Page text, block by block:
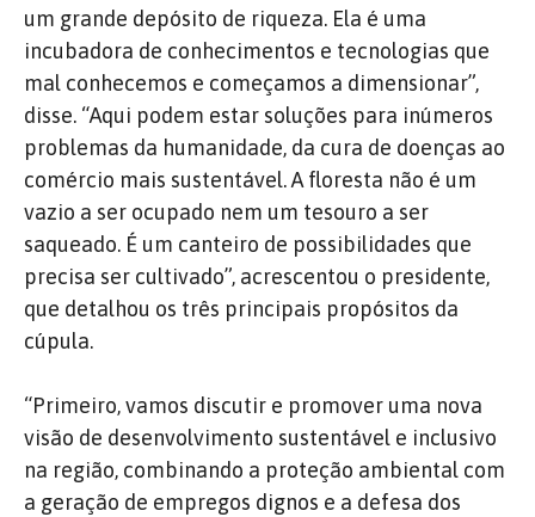
um grande depósito de riqueza. Ela é uma
incubadora de conhecimentos e tecnologias que
mal conhecemos e começamos a dimensionar”,
disse. “Aqui podem estar soluções para inúmeros
problemas da humanidade, da cura de doenças ao
comércio mais sustentável. A floresta não é um
vazio a ser ocupado nem um tesouro a ser
saqueado. É um canteiro de possibilidades que
precisa ser cultivado”, acrescentou o presidente,
que detalhou os três principais propósitos da
cúpula.
“Primeiro, vamos discutir e promover uma nova
visão de desenvolvimento sustentável e inclusivo
na região, combinando a proteção ambiental com
a geração de empregos dignos e a defesa dos